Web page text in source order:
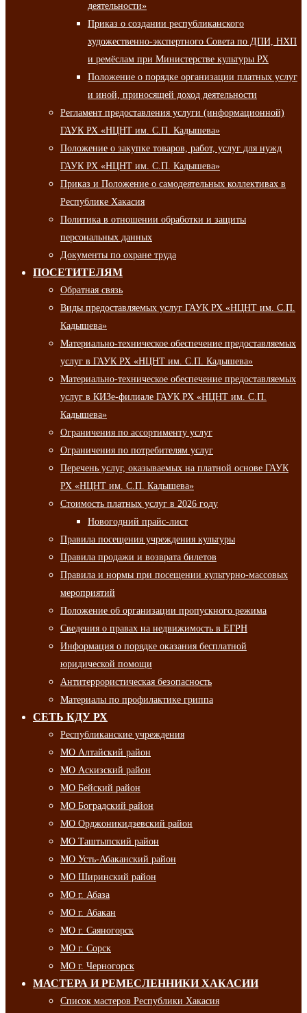
деятельности»
Приказ о создании республиканского
художественно-экспертного Совета по ДПИ, НХП
и ремёслам при Министерстве культуры РХ
Положение о порядке организации платных услуг
и иной, приносящей доход деятельности
Регламент предоставления услуги (информационной)
ГАУК РХ «НЦНТ им. С.П. Кадышева»
Положение о закупке товаров, работ, услуг для нужд
ГАУК РХ «НЦНТ им. С.П. Кадышева»
Приказ и Положение о самодеятельных коллективах в
Республике Хакасия
Политика в отношении обработки и защиты
персональных данных
Документы по охране труда
ПОСЕТИТЕЛЯМ
Обратная связь
Виды предоставляемых услуг ГАУК РХ «НЦНТ им. С.П.
Кадышева»
Материально-техническое обеспечение предоставляемых
услуг в ГАУК РХ «НЦНТ им. С.П. Кадышева»
Материально-техническое обеспечение предоставляемых
услуг в КИЗе-филиале ГАУК РХ «НЦНТ им. С.П.
Кадышева»
Ограничения по ассортименту услуг
Ограничения по потребителям услуг
Перечень услуг, оказываемых на платной основе ГАУК
РХ «НЦНТ им. С.П. Кадышева»
Стоимость платных услуг в 2026 году
Новогодний прайс-лист
Правила посещения учреждения культуры
Правила продажи и возврата билетов
Правила и нормы при посещении культурно-массовых
мероприятий
Положение об организации пропускного режима
Сведения о правах на недвижимость в ЕГРН
Информация о порядке оказания бесплатной
юридической помощи
Антитеррористическая безопасность
Материалы по профилактике гриппа
СЕТЬ КДУ РХ
Республиканские учреждения
МО Алтайский район
МО Аскизский район
МО Бейский район
МО Боградский район
МО Орджоникидзевский район
МО Таштыпский район
МО Усть-Абаканский район
МО Ширинский район
МО г. Абаза
МО г. Абакан
МО г. Саяногорск
МО г. Сорск
МО г. Черногорск
МАСТЕРА И РЕМЕСЛЕННИКИ ХАКАСИИ
Список мастеров Республики Хакасия